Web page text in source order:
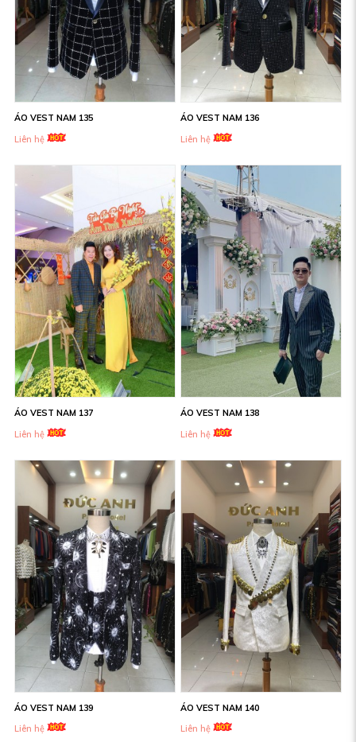
ÁO VEST NAM 135
Liên hệ
ÁO VEST NAM 136
Liên hệ
ÁO VEST NAM 137
Liên hệ
ÁO VEST NAM 138
Liên hệ
ÁO VEST NAM 139
Liên hệ
ÁO VEST NAM 140
Liên hệ